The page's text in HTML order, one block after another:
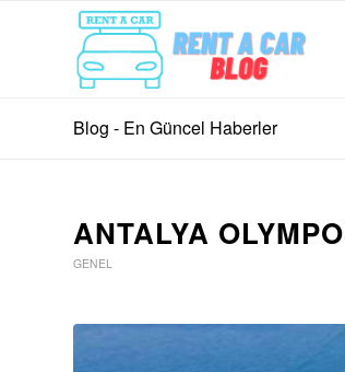
Blog - En Güncel Haberler
ANTALYA
GENEL